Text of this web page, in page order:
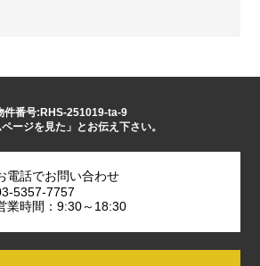
件番号:RHS-251019-ta-9
ページを見た」とお伝え下さい。
電話でお問い合わせ
5357-7757
業時間：9:30～18:30